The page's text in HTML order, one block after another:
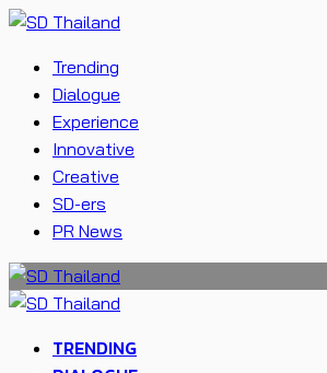
Trending
Dialogue
Experience
Innovative
Creative
SD-ers
PR News
TRENDING